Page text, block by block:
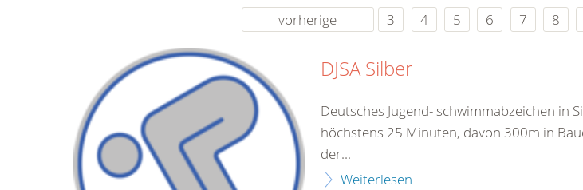
rund um die Uhr
vorherige
3 4 5 6 7 8
DJSA Silber
Deutsches Jugend- schwimmabzeichen in
höchstens 25 Minuten, davon 300m in
der...
Weiterlesen